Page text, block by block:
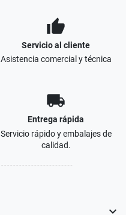
thumb_up
Servicio al cliente
Asistencia comercial y técnica
local_shipping
Entrega rápida
Servicio rápido y embalajes de
calidad.
